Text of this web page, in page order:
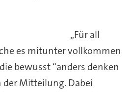
„Für all
es mitunter vollkommen
bewusst “anders denken
der Mitteilung. Dabei